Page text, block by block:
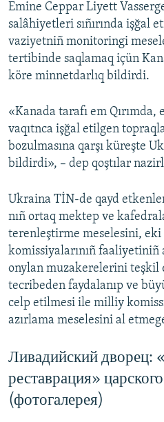
Emine Ceppar Liyett
salâhiyetleri sıñırında işğal
vaziyetniñ monitoringi
tertibinde saqlamaq içün
köre minnetdarlıq bildirdi.
«Kanada tarafı em Qırımda,
vaqıtnca işğal etilgen
bozulmasına qarşı küreşte
bildirdi», – dep qoştılar
Ukraina TİN-de qayd
nıñ ortaq mektep ve
terenleştirme meselesini,
komissiyalarınıñ
onylan muzakerelerini teşkil
tecribeden faydalanıp ve
celp etilmesi ile milliy
azırlama meselesini al
Ливадийский дворец:
реставрация»
(фотогалерея)